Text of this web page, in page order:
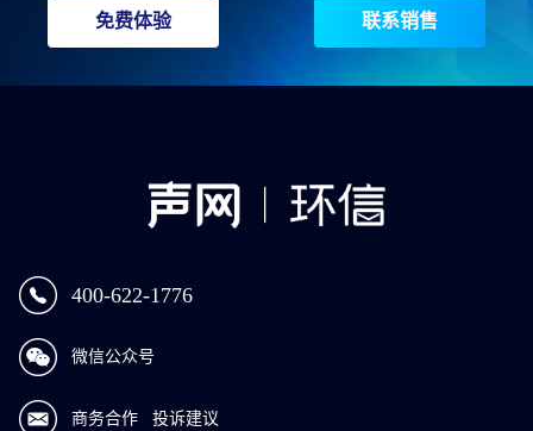
免费体验 联系销售
400-622-1776
微信公众号
商务合作 投诉建议